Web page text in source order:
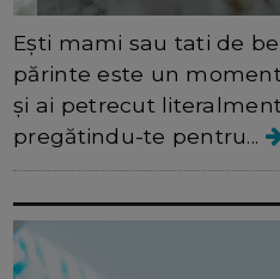
Ești mami sau tati de
părinte este un
și ai petrecut
pregătindu-te pentru...